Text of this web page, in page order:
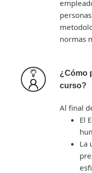
normas
¿Cómo
curso?
Al final
El
La